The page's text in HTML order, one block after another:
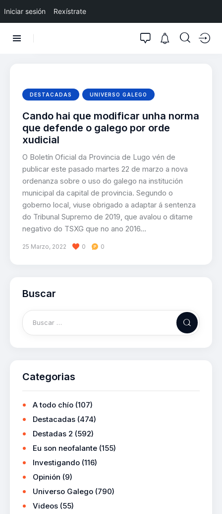
Iniciar sesión Rexístrate
DESTACADAS UNIVERSO GALEGO
Cando hai que modificar unha norma
que defende o galego por orde
xudicial
O Boletín Oficial da Provincia de Lugo vén de
publicar este pasado martes 22 de marzo a nova
ordenanza sobre o uso do galego na institución
municipal da capital de provincia. Segundo o
goberno local, viuse obrigado a adaptar á sentenza
do Tribunal Supremo de 2019, que avalou o ditame
negativo do TSXG que no ano 2016…
25 Marzo, 2022 0 0
Buscar
Categorias
A todo chío (107)
Destacadas (474)
Destadas 2 (592)
Eu son neofalante (155)
Investigando (116)
Opinión (9)
Universo Galego (790)
Videos (55)